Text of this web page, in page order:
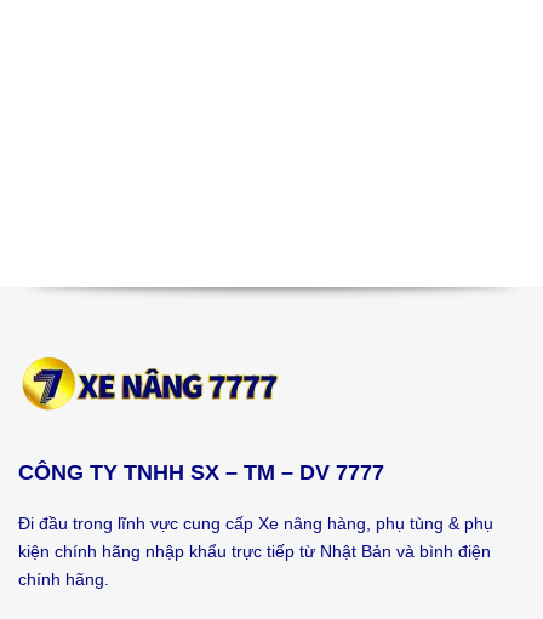
CÔNG TY TNHH SX – TM – DV 7777
Đi đầu trong lĩnh vực cung cấp Xe nâng hàng, phụ tùng & phụ
kiện chính hãng nhập khẩu trực tiếp từ Nhật Bản và bình điện
chính hãng.